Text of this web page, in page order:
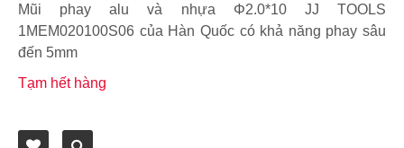
Mũi phay alu và nhựa Φ2.0*10 JJ TOOLS
1MEM020100S06 của Hàn Quốc có khả năng phay sâu
đến 5mm
Tạm hết hàng